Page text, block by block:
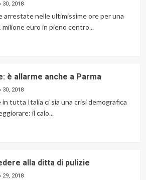
30, 2018
arrestate nelle ultimissime ore per una
milione euro in pieno centro...
è allarme anche a Parma
30, 2018
in tutta Italia ci sia una crisi demografica
il calo...
alla ditta di pulizie
29, 2018